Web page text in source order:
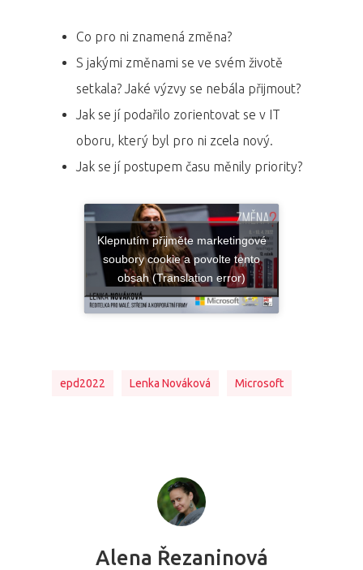
Co pro ni znamená změna?
S jakými změnami se ve svém životě
setkala? Jaké výzvy se nebála přijmout?
Jak se jí podařilo zorientovat se v IT
oboru, který byl pro ni zcela nový.
Jak se jí postupem času měnily priority?
Klepnutím přijměte marketingové
soubory cookie a povolte tento
obsah (Translation error)
epd2022 Lenka Nováková Microsoft
Alena Řezaninová